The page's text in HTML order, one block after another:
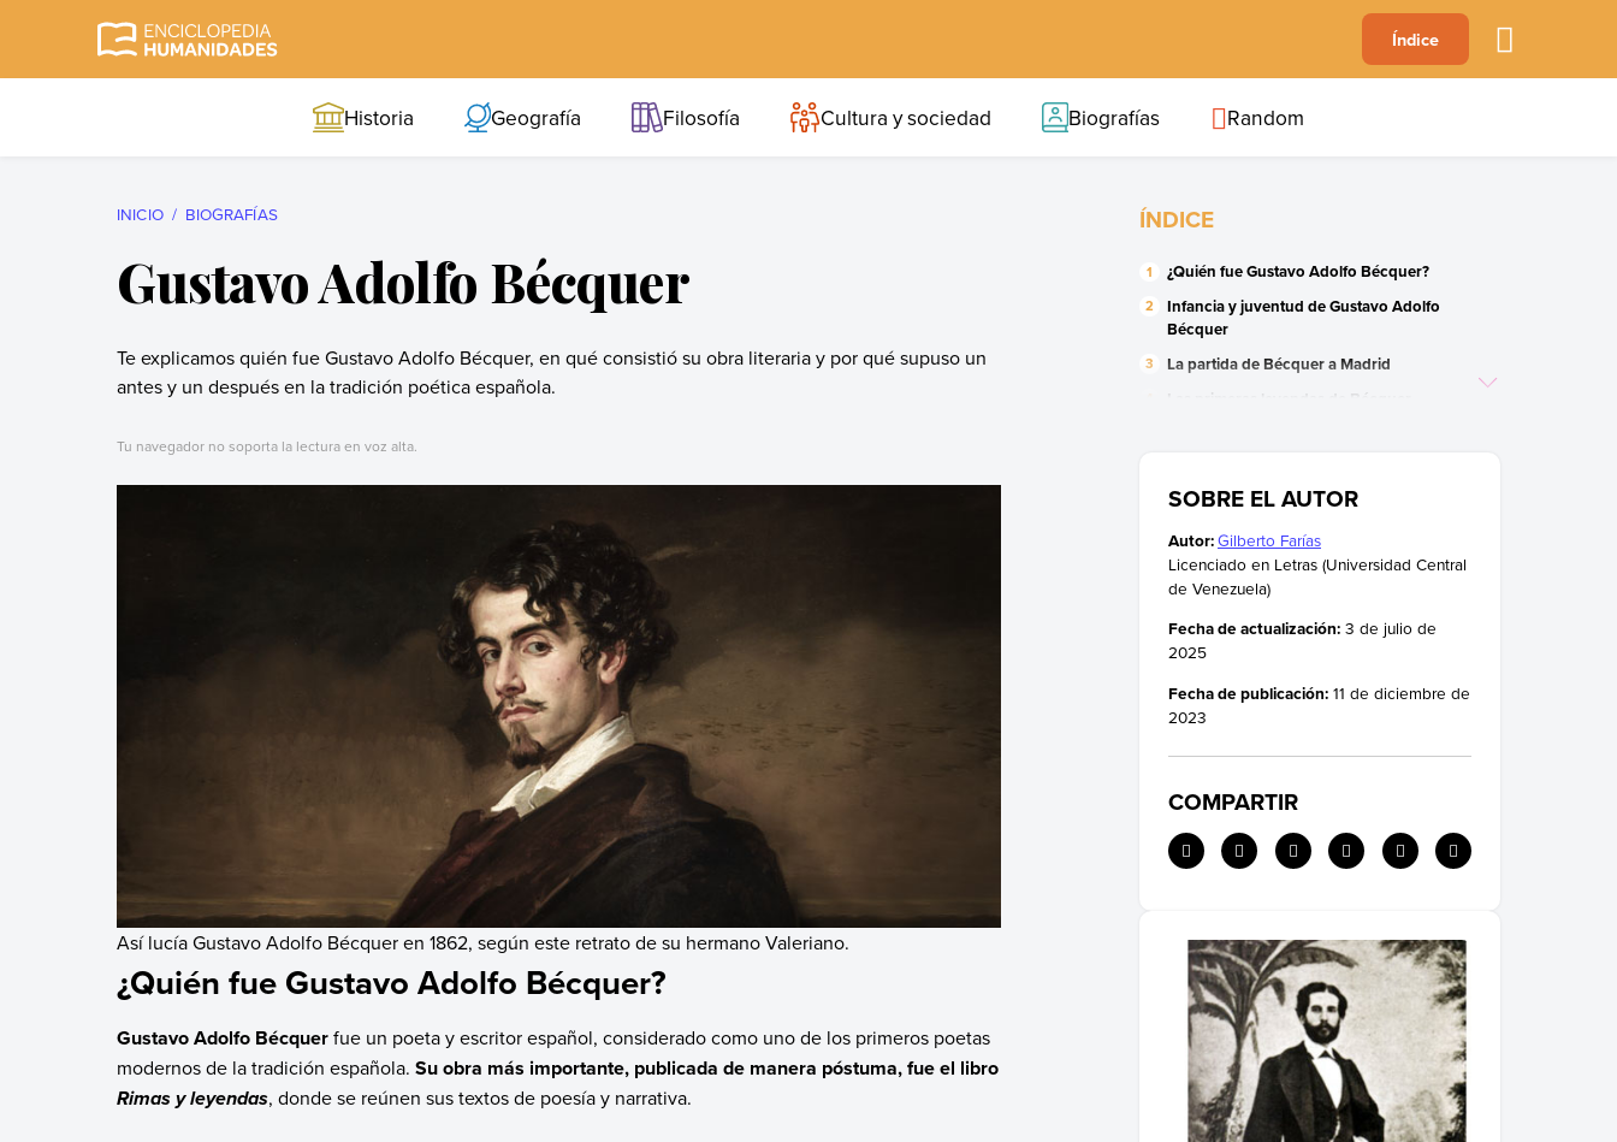
B C F
Índice
Historia Geografía Filosofía Cultura y sociedad Biografías Random
INICIO BIOGRAFÍAS
Gustavo Adolfo Bécquer
Te explicamos quién fue Gustavo Adolfo Bécquer, en qué consistió su obra literaria y por qué supuso un
antes y un después en la tradición poética española.
Tu navegador no soporta la lectura en voz alta.
Así lucía Gustavo Adolfo Bécquer en 1862, según este retrato de su hermano Valeriano.
¿Quién fue Gustavo Adolfo Bécquer?
Gustavo Adolfo Bécquerfue un poeta y escritor español, considerado como uno de los primeros poetas
modernos de la tradición española. Su obra más importante, publicada de manera póstuma, fue el libro
Rimas y leyendas, donde se reúnen sus textos de poesía y narrativa.
ÍNDICE
¿Quién fue Gustavo Adolfo Bécquer?
Infancia y juventud de Gustavo Adolfo
Bécquer
La partida de Bécquer a Madrid
Las primeras leyendas de Bécquer
Enfermedad y muerte de Bécquer
SOBRE EL AUTOR
Autor:Gilberto Farías
Licenciado en Letras (Universidad Central
de Venezuela)
Fecha de actualización: 3 de julio de
2025
Fecha de publicación: 11 de diciembre de
2023
COMPARTIR